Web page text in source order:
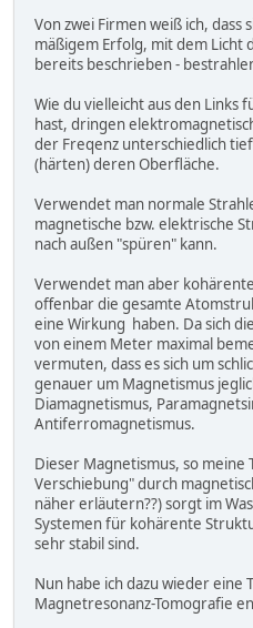
Von zwei Firmen weiß ich,
mäßigem Erfolg, mit dem Licht
bereits beschrieben -
Wie du vielleicht aus den Links
hast, dringen
der Freqenz unterschiedlich
(härten) deren Oberfläche.
Verwendet man normale
magnetische bzw. elektrische
nach außen "spüren" kann.
Verwendet man aber
offenbar die gesamte
eine Wirkung haben. Da sich
von einem Meter maximal
vermuten, dass es sich um
genauer um Magnetismus
Diamagnetismus,
Antiferromagnetismus.
Dieser Magnetismus, so meine
Verschiebung" durch
näher erläutern??) sorgt im
Systemen für kohärente
sehr stabil sind.
Nun habe ich dazu wieder eine
Magnetresonanz-Tomografie